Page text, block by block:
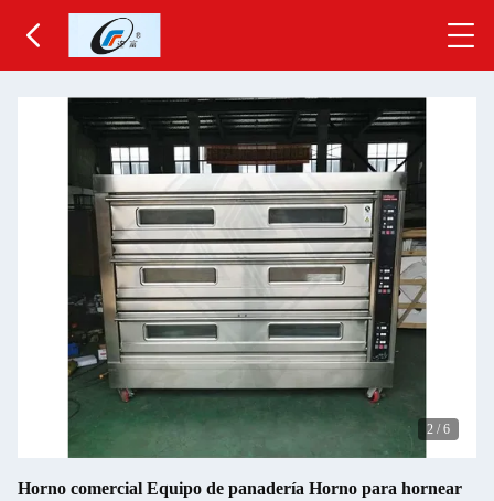
3 / 6
Horno comercial Equipo de panadería Horno para hornear